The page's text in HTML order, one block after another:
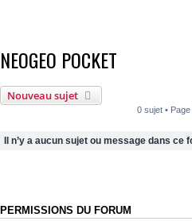
NEOGEO POCKET
Nouveau sujet
0 sujet • Page
Il n’y a aucun sujet ou message dans ce
PERMISSIONS DU FORUM